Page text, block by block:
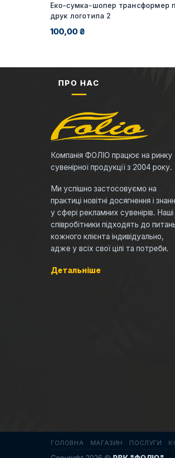
Еко-сумка-шопер трансформер
друк логотипа 2
100,00 ₴
ПРО НАС
Компанія ФОЛІО працює на ринку
сувенірної продукції з 2004 року.
Ми успішно застосовуємо на
практиці новітні досягнення і
у сфері рекламних сувенірів. Наші
співробітники підходять до
кожного клієнта індивідуально,
адже у всіх свої цілі та потреби.
Детальніше
ГОЛОВНА МАГАЗИН ПОСЛУГИ